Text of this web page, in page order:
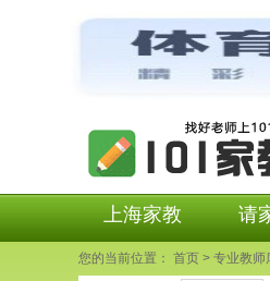
上海家教 请
您的当前位置： 首页 > 专业教